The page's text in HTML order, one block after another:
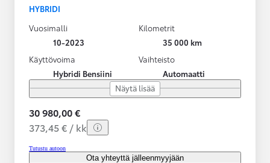
HYBRIDI
Vuosimalli
10-2023
Kilometrit
35 000 km
Käyttövoima
Hybridi Bensiini
Vaihteisto
Automaatti
Näytä lisää
30 980,00 €
373,45 € / kk
Tutustu autoon
Ota yhteyttä jälleenmyyjään